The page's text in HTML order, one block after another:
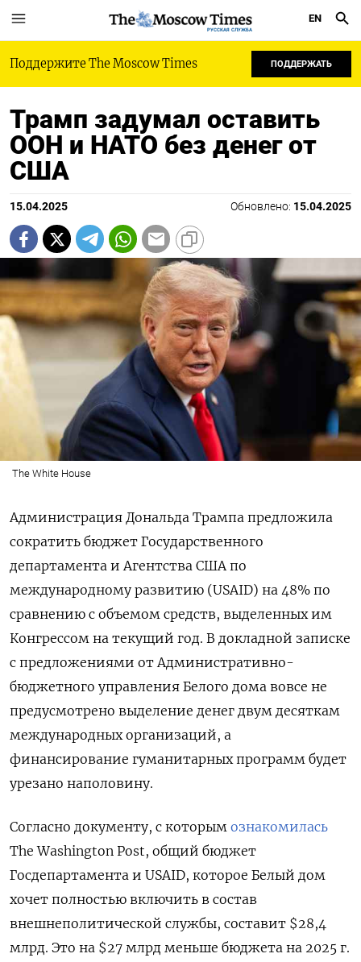
РУССКАЯ СЛУЖБА
EN
Поддержите The Moscow Times ПОДДЕРЖАТЬ
Трамп задумал оставить
ООН и НАТО без денег от
США
15.04.2025 Обновлено: 15.04.2025
The White House
Администрация Дональда Трампа предложила
сократить бюджет Государственного
департамента и Агентства США по
международному развитию (USAID) на 48% по
сравнению с объемом средств, выделенных им
Конгрессом на текущий год. В докладной записке
с предложениями от Административно-
бюджетного управления Белого дома вовсе не
предусмотрено выделение денег двум десяткам
международных организаций, а
финансирование гуманитарных программ будет
урезано наполовину.
Согласно документу, с которым ознакомилась
The Washington Post, общий бюджет
Госдепартамента и USAID, которое Белый дом
хочет полностью включить в состав
внешнеполитической службы, составит $28,4
млрд. Это на $27 млрд меньше бюджета на 2025 г.